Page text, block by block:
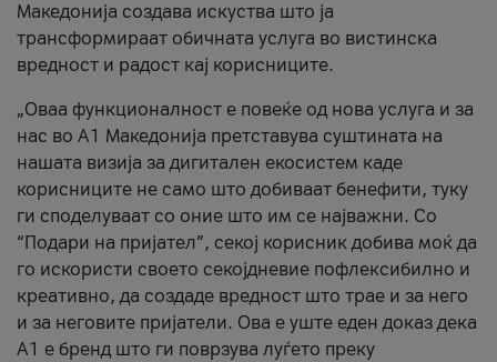
Македонија создава искуства што ја
трансформираат обичната услуга во вистинска
вредност и радост кај корисниците.
„Оваа функционалност е повеќе од нова услуга и за
нас во А1 Македонија претставува суштината на
нашата визија за дигитален екосистем каде
корисниците не само што добиваат бенефити, туку
ги споделуваат со оние што им се најважни. Со
“Подари на пријател”, секој корисник добива моќ да
го искористи своето секојдневие пофлексибилно и
креативно, да создаде вредност што трае и за него
и за неговите пријатели. Ова е уште еден доказ дека
А1 е бренд што ги поврзува луѓето преку